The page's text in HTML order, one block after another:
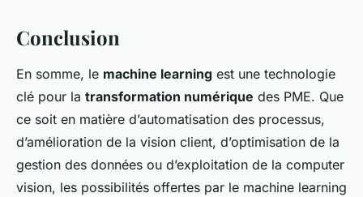
Conclusion
En somme, le machine learning est une technologie
clé pour la transformation numérique des PME. Que
ce soit en matière d’automatisation des processus,
d’amélioration de la vision client, d’optimisation de la
gestion des données ou d’exploitation de la computer
vision, les possibilités offertes par le machine learning